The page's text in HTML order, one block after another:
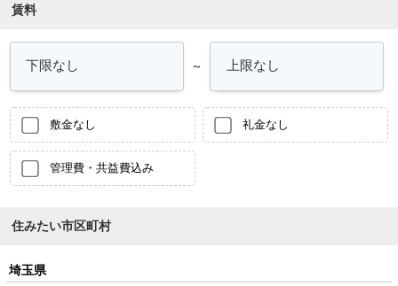
賃料
～
敷金なし 礼金なし
管理費・共益費込み
住みたい市区町村
埼玉県